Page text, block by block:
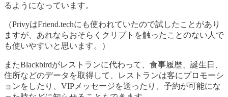
るようになっています。
（PrivyはFriend.techにも使われていたので試したことがあり
ますが、あれならおそらくクリプトを触ったことのない人で
も使いやすいと思います。）
またBlackbirdがレストランに代わって、食事履歴、誕生日、
住所などのデータを取得して、レストランは客にプロモーシ
ョンをしたり、VIPメッセージを送ったり、予約が可能にな